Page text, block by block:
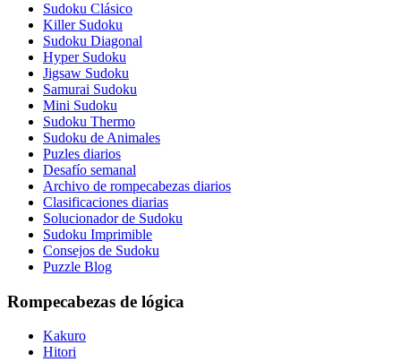
Sudoku Clásico
Killer Sudoku
Sudoku Diagonal
Hyper Sudoku
Jigsaw Sudoku
Samurai Sudoku
Mini Sudoku
Sudoku Thermo
Sudoku de Animales
Puzles diarios
Desafío semanal
Archivo de rompecabezas diarios
Clasificaciones diarias
Solucionador de Sudoku
Sudoku Imprimible
Consejos de Sudoku
Puzzle Blog
Rompecabezas de lógica
Kakuro
Hitori